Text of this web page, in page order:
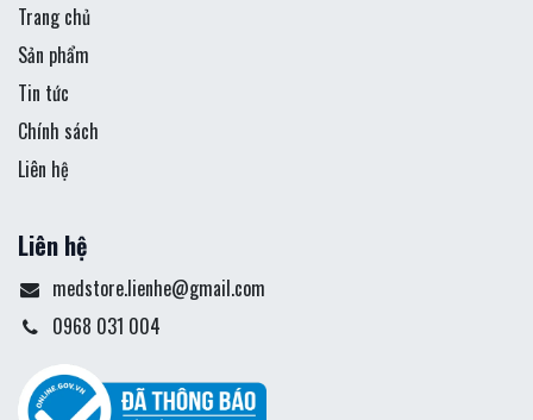
Trang chủ
Sản phẩm
Tin tức
Chính sách
Liên hệ
Liên hệ
medstore.lienhe@gmail.com
0968 031 004